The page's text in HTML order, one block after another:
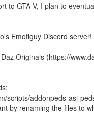
to GTA V, I plan to
Emotiguy Discord
Originals (https://
scripts/addonpeds-asi-
by renaming the files to